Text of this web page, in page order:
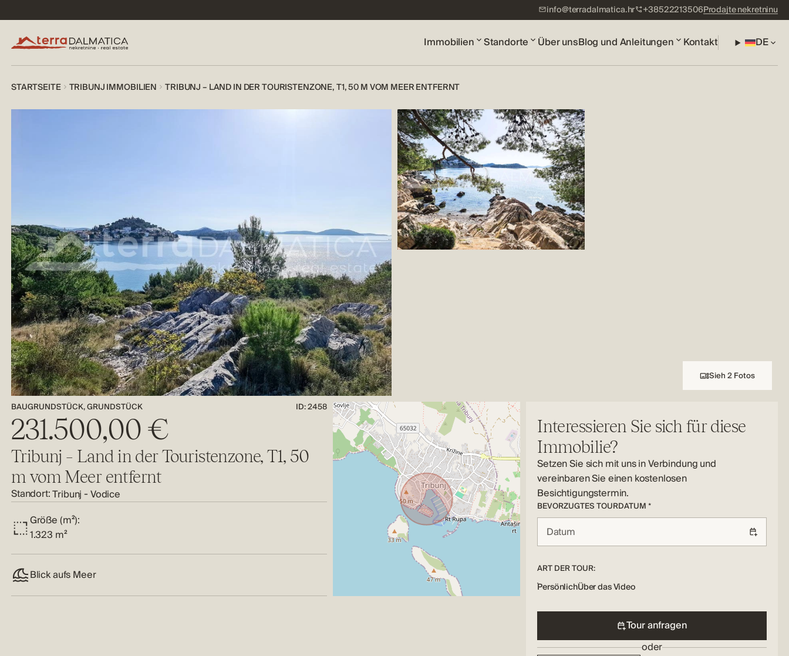
info@terradalmatica.hr +38522213506Prodajte nekretninu
Immobilien Standorte Über unsBlog und Anleitungen Kontakt DE
STARTSEITE TRIBUNJ IMMOBILIEN TRIBUNJ – LAND IN DER TOURISTENZONE, T1, 50 M VOM MEER ENTFERNT
Sieh 2 Fotos
BAUGRUNDSTÜCK, GRUNDSTÜCK ID: 2458
231.500,00 €
Tribunj – Land in der Touristenzone, T1, 50
m vom Meer entfernt
Standort:Tribunj-Vodice
Größe (m²):
1.323 m²
Blick aufs Meer
Interessieren Sie sich für diese
Immobilie?
Setzen Sie sich mit uns in Verbindung und
vereinbaren Sie einen kostenlosen
Besichtigungstermin.
BEVORZUGTES TOURDATUM *
ART DER TOUR:
PersönlichÜber das Video
Tour anfragen
oder